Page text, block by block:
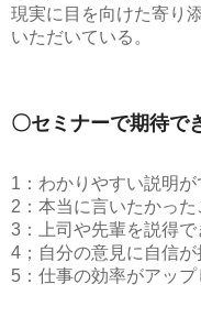
現実に目を向けた寄り
いただいている。
〇セミナーで期待で
1：わかりやすい説明
2：本当に言いたかっ
3：上司や先輩を説得
4；自分の意見に自信
5：仕事の効率がアッ